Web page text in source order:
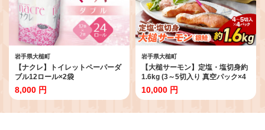
岩手県大槌町
【ナクレ】トイレットペーパーダ
ブル12ロール×2袋
8,000 円
岩手県大槌町
【大槌サーモン】定塩・塩切身約
1.6kg (3～5切入り 真空パック×4
パック)
10,000 円